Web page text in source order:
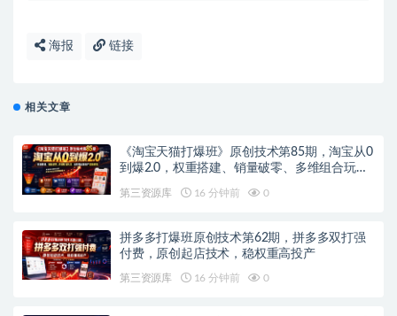
海报 链接
相关文章
《淘宝天猫打爆班》原创技术第85期，淘宝从0
到爆2.0，权重搭建、销量破零、多维组合玩
第三资源库 16 分钟前 0
拼多多打爆班原创技术第62期，拼多多双打强
付费，原创起店技术，稳权重高投产
第三资源库 16 分钟前 0